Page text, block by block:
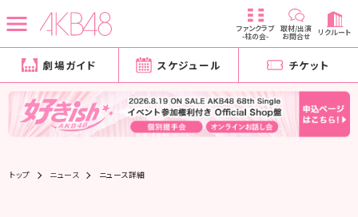
ファンクラブ
-柱の会-
取材/出演
お問合せ リクルート
劇場ガイド スケジュール チケット
トップ ニュース ニュース詳細